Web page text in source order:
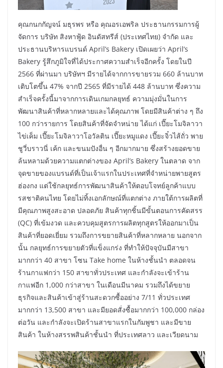
คุณกนกกัญจน์ มธุรพร หรือ คุณอรเอพริล ประธานกรรมการผู้
จัดการ บริษัท สิงหาฟู้ด อินดัสทรีส์ (ประเทศไทย) จำกัด และ
ประธานบริหารแบรนด์ April’s Bakery เปิดเผยว่า April’s
Bakery รู้สึกภูมิใจที่ได้ประกาศความสำเร็จอีกครั้ง โดยในปี
2566 ที่ผ่านมา บริษัทฯ มีรายได้จากการขายรวม 660 ล้านบาท
เติบโตขึ้น 47% จากปี 2565 ที่มีรายได้ 448 ล้านบาท ซึ่งความ
สำเร็จครั้งนี้มาจากการเดินเกมกลยุทธ์ ความมุ่งมั่นในการ
พัฒนาสินค้าที่หลากหลายและได้คุณภาพ โดยมีสินค้าต่าง ๆ ถึง
100 กว่ารายการ โดยสินค้าที่จัดจำหน่าย ได้แก่ เปี๊ยะโมจิลาวา
ไข่เค็ม เปี๊ยะโมจิลาวาโอวัลติน เปี๊ยะหมูแดง เปี๊ยะจิ๋วไส้ถั่ว พาย
ชูวี่บราวนี่ เค้ก และขนมปังอื่น ๆ อีกมากมาย ซึ่งสร้างยอดขาย
ล้นหลามด้วยความแตกต่างของ April’s Bakery ในตลาด จาก
จุดขายของแบรนด์ที่เป็นเจ้าแรกในประเทศที่จำหน่ายพายสูตร
ฮ่องกง แต่ใช้กลยุทธ์การพัฒนาสินค้าให้ตอบโจทย์ลูกค้าแบบ
รสชาติคนไทย โดยไม่ทิ้งเอกลักษณ์ที่แตกต่าง ภายใต้การผลิตที่
มีคุณภาพสูงสะอาด ปลอดภัย สินค้าทุกชิ้นมีขั้นตอนการคัดสรร
(QC) ที่เข้มงวด และควบคุมสูตรการผลิตทุกสูตรให้ออกมาเป็น
สินค้าที่ยอดเยี่ยม รวมถึงการขยายสินค้าที่หลากหลาย นอกจาก
นั้น กลยุทธ์การขยายตัวที่แข็งแกร่ง ที่ทำให้ปัจจุบันมีสาขา
มากกว่า 40 สาขา โซน Take home ในห้างชั้นนำ ตลอดจน
ร้านกาแฟกว่า 150 สาขาทั่วประเทศ และกำลังจะเข้าร้าน
กาแฟอีก 1,000 กว่าสาขา ในเดือนมีนาคม รวมถึงได้ขยาย
ธุรกิจและสินค้าเข้าสู่ร้านสะดวกซื้ออย่าง 7/11 ทั่วประเทศ
มากกว่า 13,500 สาขา และมียอดสั่งซื้อมากกว่า 100,000 กล่อง
ต่อวัน และกำลังจะเปิดร้านสาขาแรกในกัมพูชา และมีขาย
สินค้า ในห้างสรรพสินค้าชั้นนำ ที่ประเทศลาว และเวียดนาม